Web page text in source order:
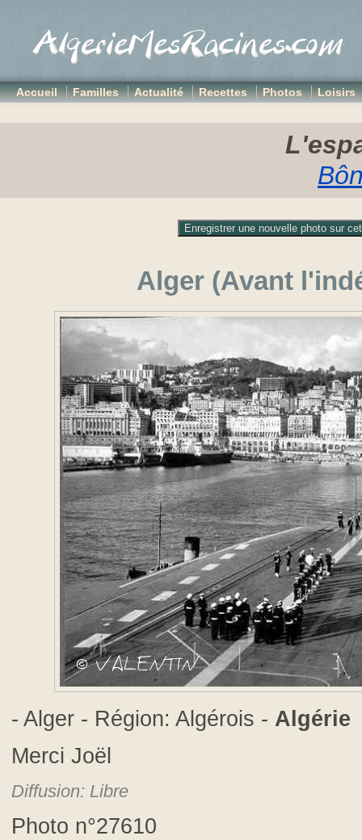
Accueil Familles Actualité Recettes Photos Loisirs
Alger (Avant
- Alger - Région: Algérois - Algérie
Merci Joël
Diffusion: Libre
Photo n°27610